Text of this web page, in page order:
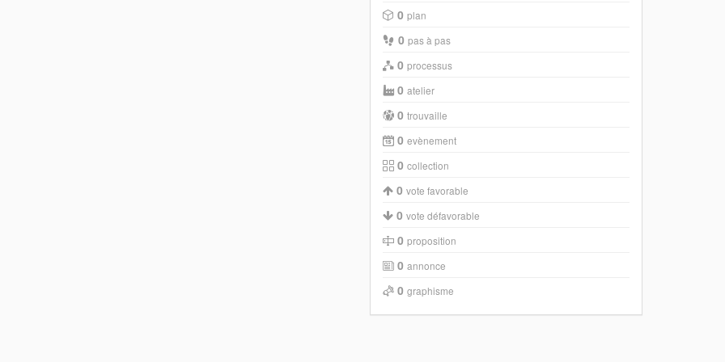
0 plan
0 pas à pas
0 processus
0 atelier
0 trouvaille
0 evènement
0 collection
0 vote favorable
0 vote défavorable
0 proposition
0 annonce
0 graphisme